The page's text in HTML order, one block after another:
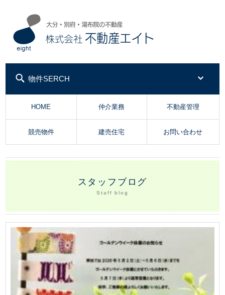
物件SERCH
HOME 仲介業務 不動産管理
競売物件 建売住宅 お問い合わせ
スタッフブログ
Staff blog